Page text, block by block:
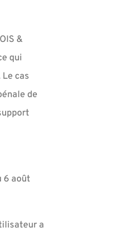
&
qui
cas
de
6 août
a